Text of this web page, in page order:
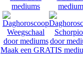
Maak een GRATIS